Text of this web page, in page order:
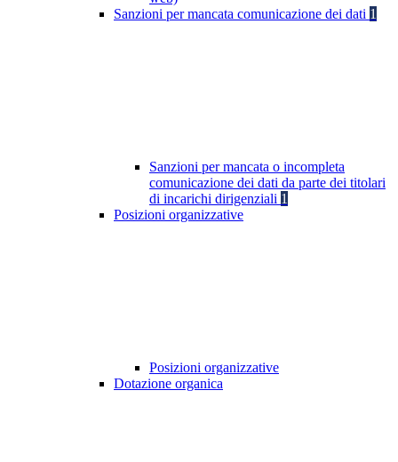
Sanzioni per mancata comunicazione dei dati 1
Sanzioni per mancata o incompleta
comunicazione dei dati da parte dei titolari
di incarichi dirigenziali 1
Posizioni organizzative
Posizioni organizzative
Dotazione organica